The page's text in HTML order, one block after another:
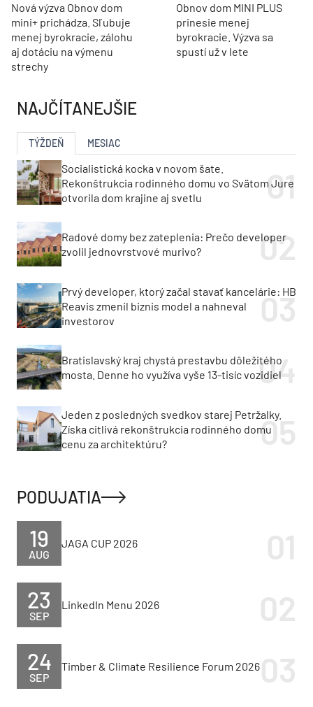
Nová výzva Obnov dom
mini+ prichádza. Sľubuje
menej byrokracie, zálohu
aj dotáciu na výmenu
strechy
Obnov dom MINI PLUS
prinesie menej
byrokracie. Výzva sa
spustí už v lete
NAJČÍTANEJŠIE
TÝŽDEŇ MESIAC
Socialistická kocka v novom šate.
Rekonštrukcia rodinného domu vo Svätom Jure
otvorila dom krajine aj svetlu
Radové domy bez zateplenia: Prečo developer
zvolil jednovrstvové murivo?
Prvý developer, ktorý začal stavať kancelárie: HB
Reavis zmenil biznis model a nahneval
investorov
Bratislavský kraj chystá prestavbu dôležitého
mosta. Denne ho využíva vyše 13-tisíc vozidiel
Jeden z posledných svedkov starej Petržalky.
Získa citlivá rekonštrukcia rodinného domu
cenu za architektúru?
PODUJATIA
AUG
19 JAGA CUP 2026
SEP
23 LinkedIn Menu 2026
SEP
24 Timber & Climate Resilience Forum 2026